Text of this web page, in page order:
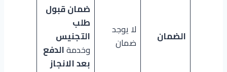
الضمان
لا يوجد
ضمان
ضمان قبول
طلب
التجنيس
وخدمةالدفع
بعد الانجاز